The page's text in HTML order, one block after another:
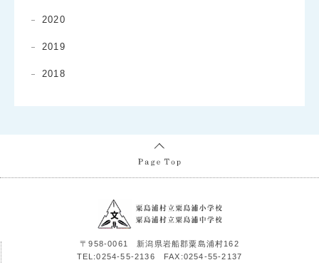
2020
2019
2018
〒958-0061 新潟県岩船郡粟島浦村162
TEL:0254-55-2136 FAX:0254-55-2137